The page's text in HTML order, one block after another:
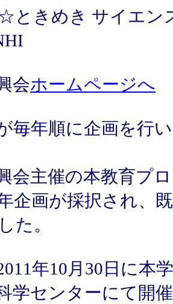
きめき サイエン
会ホームページへ
毎年順に企画を行
会主催の本教育プ
企画が採択され、
た。
年10月30日に本
学センターにて開